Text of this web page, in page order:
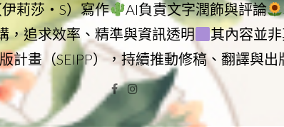
莉莎・S）寫作 AI負責文字潤飾與評論
，追求效率、精準與資訊透明 其內容並
計畫（SEIPP），持續推動修稿、翻譯與出
Facebook
Instagram